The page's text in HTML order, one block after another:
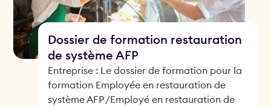
Dossier de formation restauration
de système AFP
Entreprise : Le dossier de formation pour la
formation Employée en restauration de
système AFP /Employé en restauration de